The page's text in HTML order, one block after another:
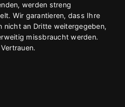
werden streng
Wir garantieren, dass Ihre
nicht an Dritte weitergegeben,
missbraucht werden.